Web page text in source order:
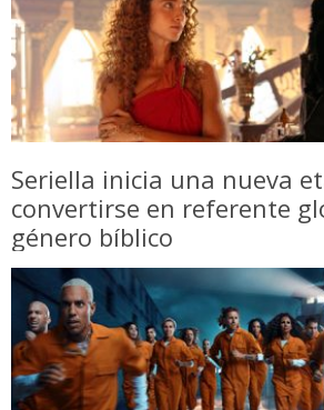
Seriella inicia una nueva
convertirse en referente
género bíblico